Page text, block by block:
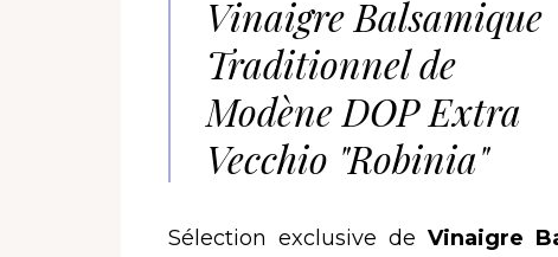
Vinaigre Balsamique
Traditionnel de
Modène DOP Extra
Vecchio "Robinia"
Sélection exclusive de Vinaigre